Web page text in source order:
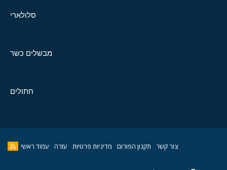
סלולארי
מבשלים כשר
חתולים
צור קשר תקנון הפורום מדיניות פרטיות עזרה עמוד ראשי